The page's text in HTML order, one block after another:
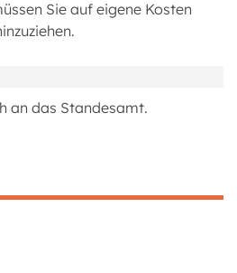
Sie auf eigene Kosten
an das Standesamt.